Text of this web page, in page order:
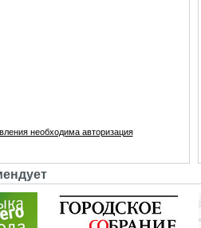
необходима авторизация